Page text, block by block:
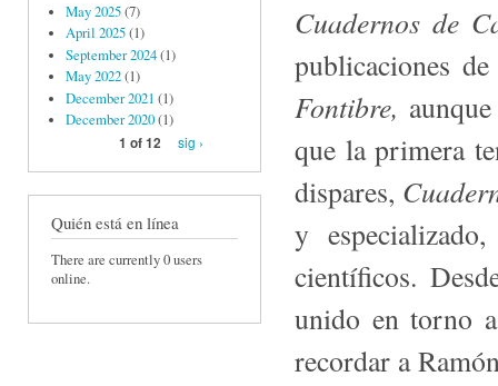
May 2025(7)
April 2025(1)
September 2024(1)
May 2022(1)
December 2021 (1)
December 2020(1)
1 of 12
sig ›
Quién está en línea
There are currently 0 users
online.
Cuadernos de
publicaciones
Fontibre,
que la primera
dispares,
y
científicos.
unido en torno
recordar a